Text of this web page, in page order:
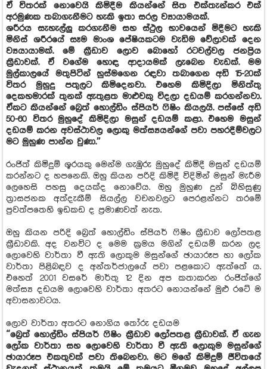
ඒ විතරක් නොවෙයි කිමිදීම කියන්නේ සිත එක්තැන්කර එක්
අරමුණක තබාගැනීමට හැකි ඉතා සරල ව්‍යායාමයක්.
ශරීරය සැහැල්ලු කරගැනීම සහ ස්ථුල භාවයෙන් මිදීමට හැකි
මිනිස් ශරීරයේ සෑම මාංශ පේෂියකටම වැඩිම වේලාවක් දෙන
ව්‍යයායාමක්. මේ ක්‍රීඩාව ලොව බොහෝ රටවල්වල ජනප්‍රිය
ක්‍රීඩාවක්. ඒ වගේම හොඳ ආදායමක් ලැබෙන වැඩක්. මම
මුල්කාලයේ මතුපිටින් හුස්මගෙන රඳවා තබාගෙන අඩි 15-20ක්
විතර මුහුදු පතුලට කිමිදෙනවා. එහෙම කිමිදිලා මිනිත්තු
දෙකහමාරක් තුනක් ඇතුළත මාළුවකු විදලා දඩයම් කරගන්නවා.
ඒකට කියන්නේ බ්‍රෙත් හොල්ඩිං ස්පියර් ෆිෂිං කියලයි. පස්සේ අඩි
50-60 විතර මුහුදේ කිමිදිලා මසුන් දඩයම් කළා. එහෙම මසුන්
දඩයම් කරන අවස්ථාවල ලොකු මත්ස්‍යයන්ගේ පවා පහරදීම්වලට
මට මුහුණ පාන්න වුණා.”
රංජිත් කිමිදුම් ශූරයකු මෙන්ම ගැඹුරු මුහුදේ කිමිදී මසුන් දඩයම්
කරන්නට ද හපනෙකි. ඔහු කියන පරිදි කිමිදී විදිමින් මසුන් මැරීම
ලෙහෙසි පහසු දෙයක්ද නොවේය. ඔහු මුහුණ දුන් බිහිසුණු
ත්‍රාසජනක අත්දැකීම් සියල්ල වචනවලට පෙරළන්නට තරමේ
පුවත්පතෙහි ඉඩකඩ ද ප්‍රමාණවත් නැත.
ඔහු කියන පරිදි බ්‍රෙත් හොල්ඩිං ස්පියර් ෆිෂිං ක්‍රීඩාව ලෝපතළ
ක්‍රීඩාවකි. අද වනවිට ද මෙම ක්‍රමය මගින් දඩයම් කරන ලද
ලොවෙහි වාර්තා වී ඇති ලොකුම මසුන්ගේ ඡායාරූප හා ලෝක
වාර්තා පිළිබඳව ද අන්තර්ජාලයේ පවා පළකොට ඇත්තේ ය.
එහෙත් 2001 වසරේ මාර්තු 12 දින අප කතාකරන රංජිත්ගේ
මත්ස්‍ය දඩයම ලොවෙහි වාර්තා අතරට නොයන්නේ මුළු රටේ ම
අවාසනාවටය.
ලොව වාර්තා අතරට නොගිය තෝරු දඩයම
“බ්‍රෙත් හොල්ඩිං ස්පියර් ෆිෂිං ක්‍රීඩාව ලෝපතළ ක්‍රීඩාවක්. ඒ ගැන
ලෝක වාර්තා සහ ලොවෙහි වාර්තා වී ඇති ලොකුම මසුන්ගේ
ඡායාරූප එකතුවක් පවා තිබෙනවා. මට මගේ කිමිදුම් ජීවිතයේ